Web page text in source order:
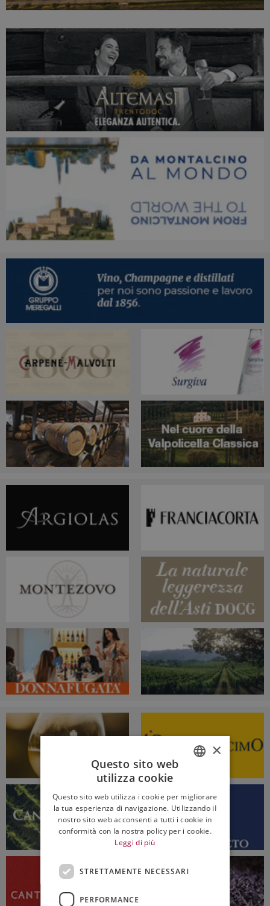
ENGLISH
×
Questo sito web
utilizza cookie
Questo sito web utilizza i cookie per migliorare
la tua esperienza di navigazione. Utilizzando il
nostro sito web acconsenti a tutti i cookie in
conformità con la nostra policy per i cookie.
Leggi di più
STRETTAMENTE NECESSARI
PERFORMANCE